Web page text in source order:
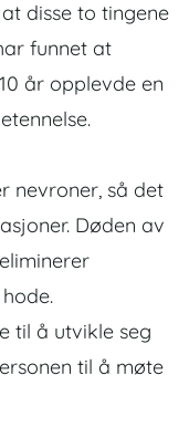
disse to tingene
funnet at
år opplevde en
nevroner, så det
Døden av
til å utvikle seg
til å møte